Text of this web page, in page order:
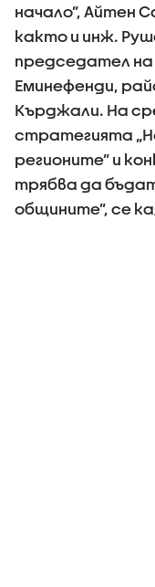
начало”, Айтен
както и инж.
председател
Еминефенди,
Кърджали. На
стратегията
регионите” и
трябва да
общините”, се